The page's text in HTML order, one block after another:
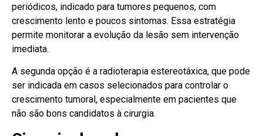
periódicos, indicado para tumores pequenos, com
crescimento lento e poucos sintomas. Essa estratégia
permite monitorar a evolução da lesão sem intervenção
imediata.
A segunda opção é a radioterapia estereotáxica, que pode
ser indicada em casos selecionados para controlar o
crescimento tumoral, especialmente em pacientes que
não são bons candidatos à cirurgia.